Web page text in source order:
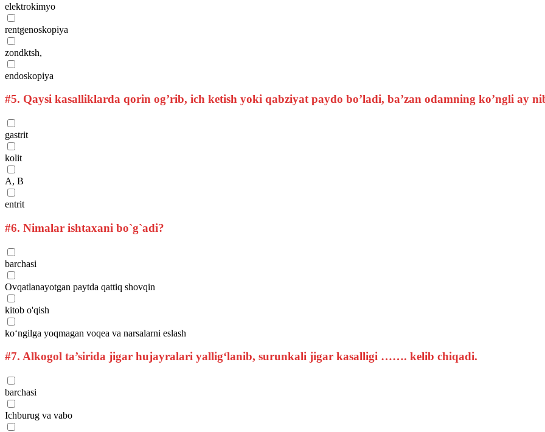
elektrokimyo
rentgenoskopiya
zondktsh,
endoskopiya
#5. Qaysi kasalliklarda qorin og’rib, ich ketish yoki qabziyat paydo bo’ladi, ba’zan odamning ko’ngli ay
gastrit
kolit
A, B
entrit
#6. Nimalar ishtaxani bo`g`adi?
barchasi
Ovqatlanayotgan paytda qattiq shovqin
kitob o'qish
ko‘ngilga yoqmagan voqea va narsalarni eslash
#7. Alkogol ta’sirida jigar hujayralari yallig‘lanib, surunkali jigar kasalligi ……. kelib chiqadi.
barchasi
Ichburug va vabo